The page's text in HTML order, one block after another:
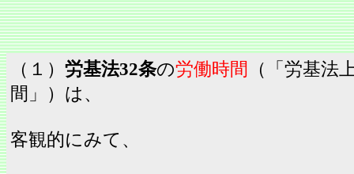
（１） 労基法32条の労働時間
（「労基法
間」）は、
客観的にみて、